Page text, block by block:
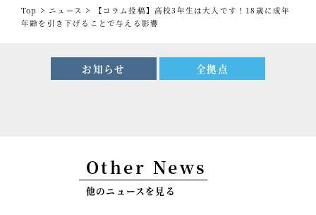
サービス
スタッフ紹介
セミナー情報
Top > ニュース >
【コラム投稿】高校3年生は大人です！18歳に成年
年齢を引き下げることで与える影響
お知らせ 全拠点
Other News
他のニュースを見る